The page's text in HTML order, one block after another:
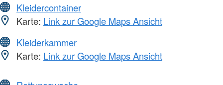
Kleidercontainer
Karte: Link zur Google Maps Ansicht
Kleiderkammer
Karte: Link zur Google Maps Ansicht